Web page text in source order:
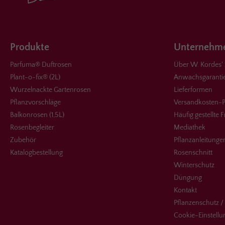
Produkte
Parfuma® Duftrosen
Plant-o-fix® (2L)
Wurzelnackte Gartenrosen
Pflanzvorschläge
Balkonrosen (1,5L)
Rosenbegleiter
Zubehör
Katalogbestellung
Über W. Kordes'
Lieferformen
Versandkosten-
Häufig gestellte
Mediathek
Rosenschnitt
Winterschutz
Düngung
Kontakt
Pflanzenschutz
Cookie-